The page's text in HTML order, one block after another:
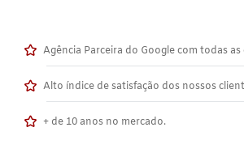
Agência Parceira do Google com todas
Alto índice de satisfação dos nossos
+ de 10 anos no mercado.